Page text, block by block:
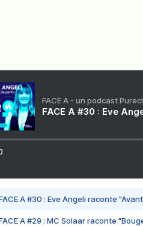
FACE A - un podcast
FACE A #30 : Eve
A #30 : Eve Angeli raconte
A #29 : MC Solaar raconte